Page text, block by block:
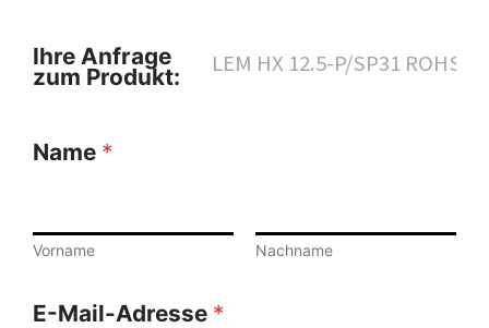
Ihre Anfrage
zum Produkt:
Name *
Vorname Nachname
E-Mail-Adresse *